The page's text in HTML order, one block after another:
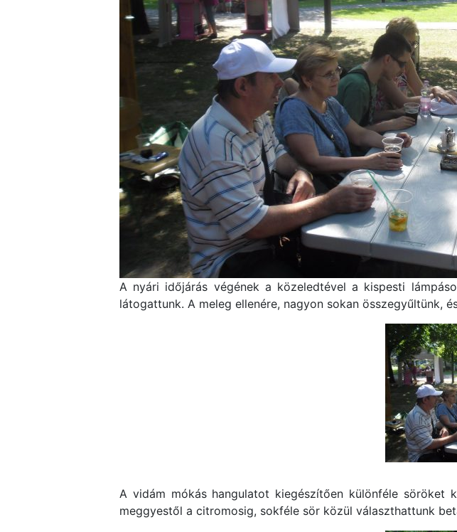
A nyári időjárás végének a közeledtével a kispesti
látogattunk. A meleg ellenére, nagyon sokan összegyűltünk,
A vidám mókás hangulatot kiegészítően különféle söröket
meggyestől a citromosig, sokféle sör közül választhattunk